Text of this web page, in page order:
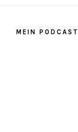
MEIN PODCAST